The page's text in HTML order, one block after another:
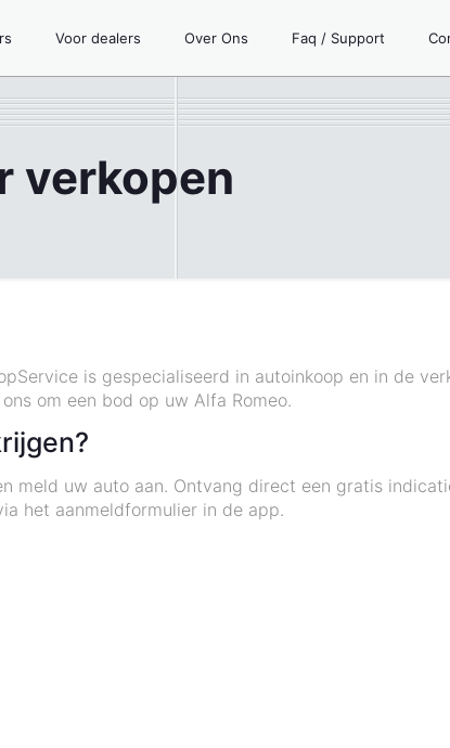
Voor dealers Over Ons Faq / Support
verkopen
is gespecialiseerd in autoinkoop en in de
om een bod op uw Alfa Romeo.
meld uw auto aan. Ontvang direct een gratis
het aanmeldformulier in de app.